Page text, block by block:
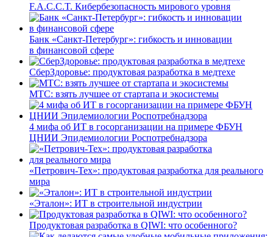
F.A.C.C.T. Кибербезопасность мирового уровня
Банк «Санкт-Петербург»: гибкость и инновации
в финансовой сфере
СберЗдоровье: продуктовая разработка в медтехе
МТС: взять лучшее от стартапа и экосистемы
4 мифа об ИТ в госорганизации на примере ФБУН
ЦНИИ Эпидемиологии Роспотребнадзора
«Петрович-Тех»: продуктовая разработка для реального
мира
«Эталон»: ИТ в строительной индустрии
Продуктовая разработка в QIWI: что особенного?